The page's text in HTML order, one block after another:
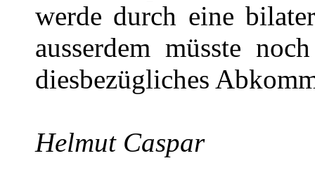
werde durch eine
ausserdem müsste
diesbezügliches
Helmut Caspar